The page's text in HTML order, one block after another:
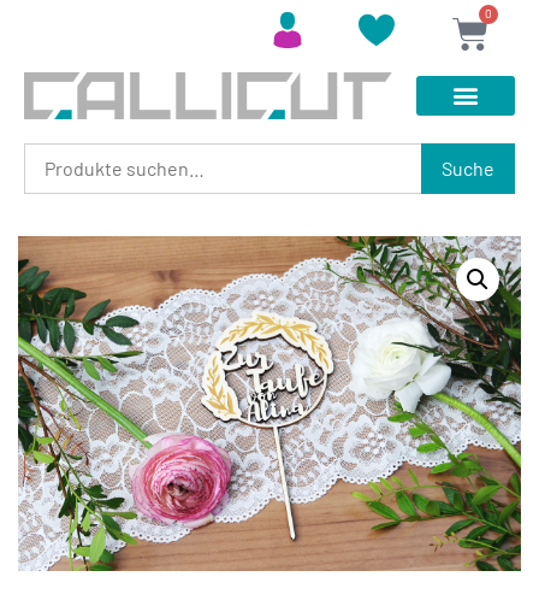
0
Suche